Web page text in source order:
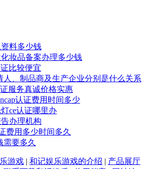
料多少钱
妆品备案办理多少钱
比较便宜
人、制品商及生产企业分别是什么关系
服务真诚价格实惠
认证费用时间多少
ce认证哪里办
办理机构
费用多少时间多久
需要多久
游戏 | 和记娱乐游戏的介绍 | 产品展厅